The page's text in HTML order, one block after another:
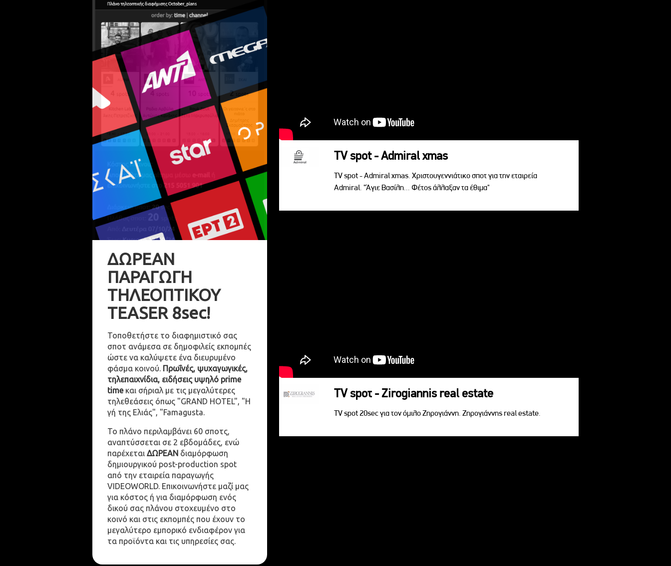
ΔΩΡΕΑΝ
ΠΑΡΑΓΩΓΗ
ΤΗΛΕΟΠΤΙΚΟΥ
TEASER 8sec!
Τοποθετήστε το διαφημιστικό σας
σποτ ανάμεσα σε δημοφιλείς εκπομπές
ώστε να καλύψετε ένα διευρυμένο
φάσμα κοινού. Πρωΐνές, ψυχαγωγικές,
τηλεπαιχνίδια, ειδήσεις υψηλό prime
timeκαι σήριαλ με τις μεγαλύτερες
τηλεθεάσεις όπως "GRAND HOTEL", "Η
γή της Ελιάς", "Famagusta.
Το πλάνο περιλαμβάνει 60 σποτς,
αναπτύσσεται σε 2 εβδομάδες, ενώ
παρέχεται ΔΩΡΕΑΝ διαμόρφωση
δημιουργικού post-production spot
από την εταιρεία παραγωγής
VIDEOWORLD. Επικοινωνήστε μαζί μας
για κόστος ή για διαμόρφωση ενός
δικού σας πλάνου στοχευμένο στο
κοινό και στις εκπομπές που έχουν το
μεγαλύτερο εμπορικό ενδιαφέρον για
τα προϊόντα και τις υπηρεσίες σας.
TV spot - Admiral xmas
TV spot - Admiral xmas. Χριστουγεννιάτικο σποτ για την εταιρεία
Admiral. "Άγιε Βασίλη... Φέτος άλλαξαν τα έθιμα"
TV spoτ - Zirogiannis real estate
TV spot 20sec για τον όμιλο Ζηρογιάννη. Ζηρογιάννης real estate.